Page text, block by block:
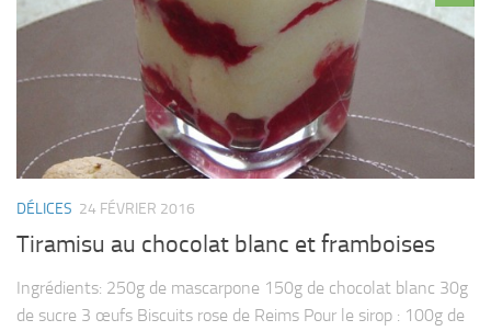
DÉLICES 24 FÉVRIER 2016
Tiramisu au chocolat blanc et framboises
Ingrédients: 250g de mascarpone 150g de chocolat blanc 30g
de sucre 3 œufs Biscuits rose de Reims Pour le sirop : 100g de